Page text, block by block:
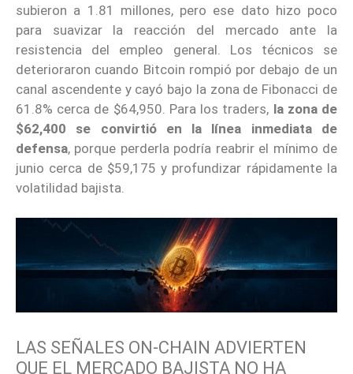
subieron a 1.81 millones, pero ese dato hizo poco
para suavizar la reacción del mercado ante la
resistencia del empleo general. Los técnicos se
deterioraron cuando Bitcoin rompió por debajo de un
canal ascendente y cayó bajo la zona de Fibonacci de
61.8% cerca de $64,950. Para los traders, la zona de
$62,400 se convirtió en la línea inmediata de
defensa, porque perderla podría reabrir el mínimo de
junio cerca de $59,175 y profundizar rápidamente la
volatilidad bajista.
LAS SEÑALES ON-CHAIN ADVIERTEN
QUE EL MERCADO BAJISTA NO HA